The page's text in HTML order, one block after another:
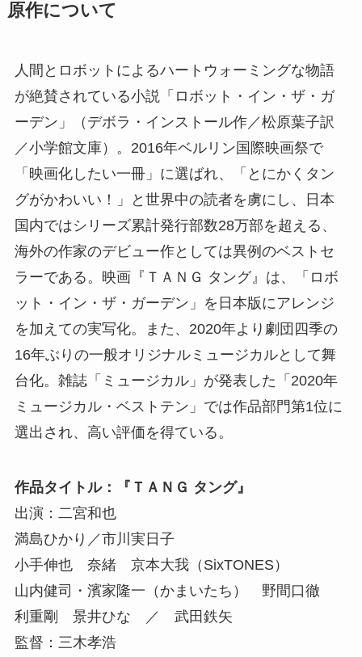
原作について
人間とロボットによるハートウォーミングな物語
が絶賛されている小説「ロボット・イン・ザ・ガ
ーデン」（デボラ・インストール作／松原葉子訳
／小学館文庫）。2016年ベルリン国際映画祭で
「映画化したい一冊」に選ばれ、「とにかくタン
グがかわいい！」と世界中の読者を虜にし、日本
国内ではシリーズ累計発行部数28万部を超える、
海外の作家のデビュー作としては異例のベストセ
ラーである。映画『ＴＡＮＧ タング』は、「ロボ
ット・イン・ザ・ガーデン」を日本版にアレンジ
を加えての実写化。また、2020年より劇団四季の
16年ぶりの一般オリジナルミュージカルとして舞
台化。雑誌「ミュージカル」が発表した「2020年
ミュージカル・ベストテン」では作品部門第1位に
選出され、高い評価を得ている。
作品タイトル：『ＴＡＮＧ タング』
出演：二宮和也
満島ひかり／市川実日子
小手伸也 奈緒 京本大我（SixTONES）
山内健司・濱家隆一（かまいたち） 野間口徹
利重剛 景井ひな ／ 武田鉄矢
監督：三木孝浩